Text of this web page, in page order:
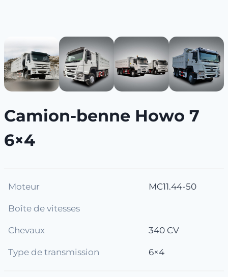
Camion-benne Howo 7
6×4
Moteur MC11.44-50
Boîte de vitesses
Chevaux​​ 340 CV
Type de transmission​​ 6×4